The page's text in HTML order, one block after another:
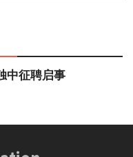
中征聘启事